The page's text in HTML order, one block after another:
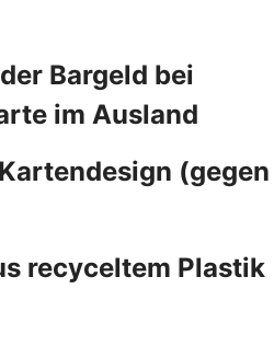
Bargeld bei
im Ausland
(gegen
recyceltem Plastik